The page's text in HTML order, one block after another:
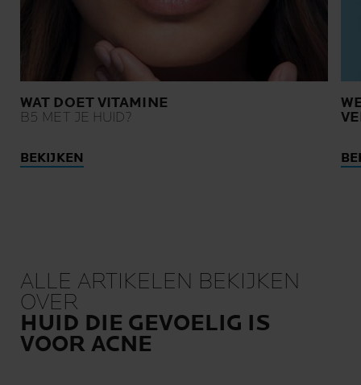
WAT DOET VITAMINE
B5 MET JE HUID?
BEKIJKEN
ALLE ARTIKELEN BEKIJKEN
OVER
HUID DIE GEVOELIG IS
VOOR ACNE